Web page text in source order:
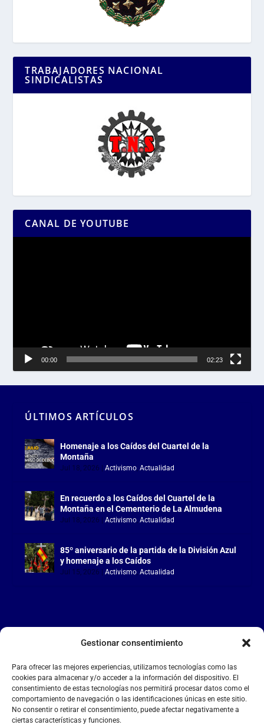
Gestionar consentimiento
Para ofrecer las mejores experiencias, utilizamos tecnologías como las
cookies para almacenar y/o acceder a la información del dispositivo. El
consentimiento de estas tecnologías nos permitirá procesar datos como el
comportamiento de navegación o las identificaciones únicas en este sitio.
No consentir o retirar el consentimiento, puede afectar negativamente a
ciertas características y funciones.
TRABAJADORES NACIONAL
SINDICALISTAS
CANAL DE YOUTUBE
00:00 02:23
ÚLTIMOS ARTÍCULOS
Homenaje a los Caídos del Cuartel de la
Montaña
Jul 18, 2026 |Activismo,Actualidad
En recuerdo a los Caídos del Cuartel de la
Montaña en el Cementerio de La Almudena
Jul 18, 2026 |Activismo,Actualidad
85º aniversario de la partida de la División Azul
y homenaje a los Caídos
Jul 15, 2026 |Activismo,Actualidad
LA FALANGE
Reproductor
de
vídeo